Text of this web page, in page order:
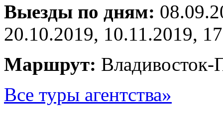
Выезды по дням:
20.10.2019, 10.11.2019,
Маршрут:
Все туры агентства»